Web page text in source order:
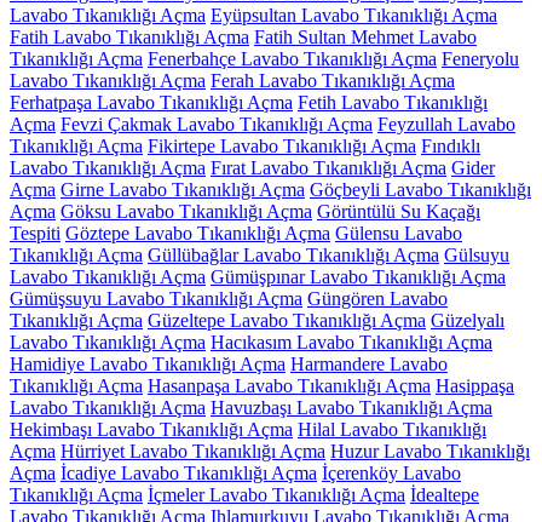
Lavabo Tıkanıklığı Açma Eyüpsultan Lavabo Tıkanıklığı Açma
Fatih Lavabo Tıkanıklığı Açma Fatih Sultan Mehmet Lavabo
Tıkanıklığı Açma Fenerbahçe Lavabo Tıkanıklığı Açma Feneryolu
Lavabo Tıkanıklığı Açma Ferah Lavabo Tıkanıklığı Açma
Ferhatpaşa Lavabo Tıkanıklığı Açma Fetih Lavabo Tıkanıklığı
Açma Fevzi Çakmak Lavabo Tıkanıklığı Açma Feyzullah Lavabo
Tıkanıklığı Açma Fikirtepe Lavabo Tıkanıklığı Açma Fındıklı
Lavabo Tıkanıklığı Açma Fırat Lavabo Tıkanıklığı Açma Gider
Açma Girne Lavabo Tıkanıklığı Açma Göçbeyli Lavabo Tıkanıklığı
Açma Göksu Lavabo Tıkanıklığı Açma Görüntülü Su Kaçağı
Tespiti Göztepe Lavabo Tıkanıklığı Açma Gülensu Lavabo
Tıkanıklığı Açma Güllübağlar Lavabo Tıkanıklığı Açma Gülsuyu
Lavabo Tıkanıklığı Açma Gümüşpınar Lavabo Tıkanıklığı Açma
Gümüşsuyu Lavabo Tıkanıklığı Açma Güngören Lavabo
Tıkanıklığı Açma Güzeltepe Lavabo Tıkanıklığı Açma Güzelyalı
Lavabo Tıkanıklığı Açma Hacıkasım Lavabo Tıkanıklığı Açma
Hamidiye Lavabo Tıkanıklığı Açma Harmandere Lavabo
Tıkanıklığı Açma Hasanpaşa Lavabo Tıkanıklığı Açma Hasippaşa
Lavabo Tıkanıklığı Açma Havuzbaşı Lavabo Tıkanıklığı Açma
Hekimbaşı Lavabo Tıkanıklığı Açma Hilal Lavabo Tıkanıklığı
Açma Hürriyet Lavabo Tıkanıklığı Açma Huzur Lavabo Tıkanıklığı
Açma İcadiye Lavabo Tıkanıklığı Açma İçerenköy Lavabo
Tıkanıklığı Açma İçmeler Lavabo Tıkanıklığı Açma İdealtepe
Lavabo Tıkanıklığı Açma Ihlamurkuyu Lavabo Tıkanıklığı Açma